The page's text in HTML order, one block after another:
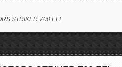
STRIKER 700 EFI